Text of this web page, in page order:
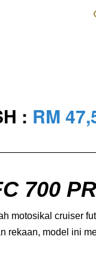
: RM
700
motosikal cruiser
rekaan, model ini